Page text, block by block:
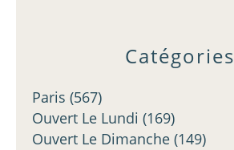
Catégories
Paris (567)
Ouvert Le Lundi (169)
Ouvert Le Dimanche (149)